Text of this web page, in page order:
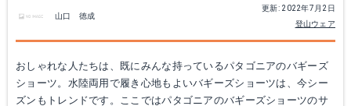
更新: 2022年7月2日
登山ウェア
山口 徳成
おしゃれな人たちは、既にみんな持っているパタゴニアのバギーズ
ショーツ。水陸両用で履き心地もよいバギーズショーツは、今シー
ズンもトレンドです。ここではパタゴニアのバギーズショーツのサ